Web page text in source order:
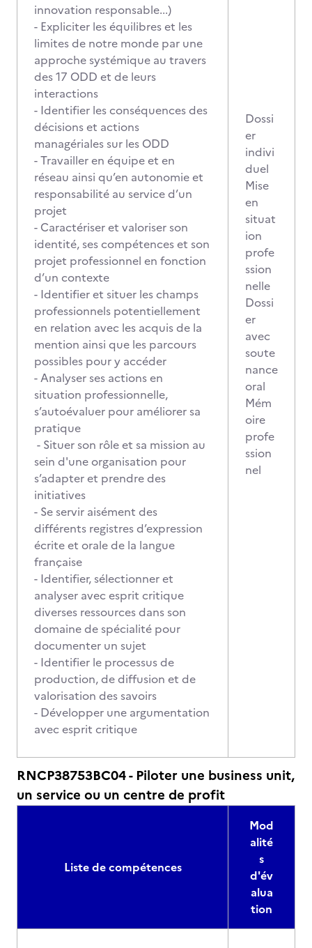
innovation responsable...)
- Expliciter les équilibres et les
limites de notre monde par une
approche systémique au travers
des 17 ODD et de leurs
interactions
- Identifier les conséquences des
décisions et actions
managériales sur les ODD
- Travailler en équipe et en
réseau ainsi qu’en autonomie et
responsabilité au service d’un
projet
- Caractériser et valoriser son
identité, ses compétences et son
projet professionnel en fonction
d’un contexte
- Identifier et situer les champs
professionnels potentiellement
en relation avec les acquis de la
mention ainsi que les parcours
possibles pour y accéder
- Analyser ses actions en
situation professionnelle,
s’autoévaluer pour améliorer sa
pratique
- Situer son rôle et sa mission au
sein d'une organisation pour
s’adapter et prendre des
initiatives
- Se servir aisément des
différents registres d’expression
écrite et orale de la langue
française
- Identifier, sélectionner et
analyser avec esprit critique
diverses ressources dans son
domaine de spécialité pour
documenter un sujet
- Identifier le processus de
production, de diffusion et de
valorisation des savoirs
- Développer une argumentation
avec esprit critique
Dossi
er
indivi
duel
Mise
en
situat
ion
profe
ssion
nelle
Dossi
er
avec
soute
nance
oral
Mém
oire
profe
ssion
nel
RNCP38753BC04 - Piloter une business unit,
un service ou un centre de profit
Liste de compétences
Mod
alité
s
d'év
alua
tion